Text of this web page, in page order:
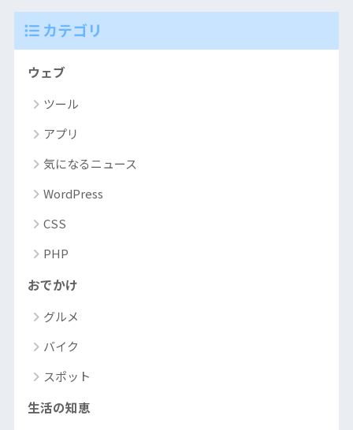
カテゴリ
ウェブ
ツール
アプリ
気になるニュース
WordPress
CSS
PHP
おでかけ
グルメ
バイク
スポット
生活の知恵